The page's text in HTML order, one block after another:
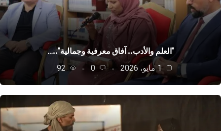
"العلم والأدب.. آفاق معرفية وجمالية"..…
0
92